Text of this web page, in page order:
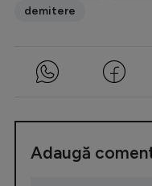
demitere
Adaugă